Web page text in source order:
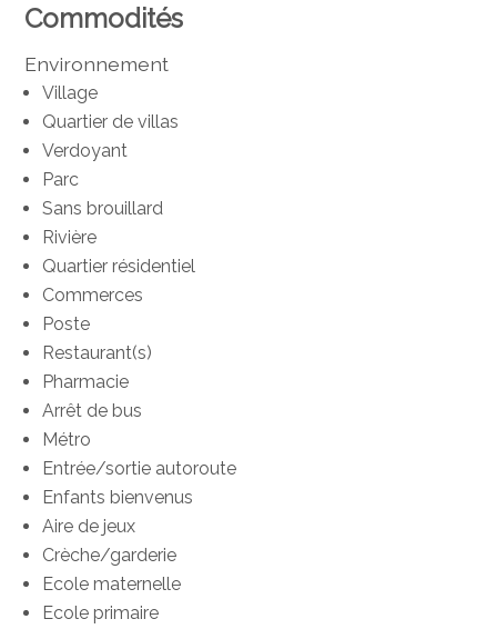
Commodités
Environnement
Village
Quartier de villas
Verdoyant
Parc
Sans brouillard
Rivière
Quartier résidentiel
Commerces
Poste
Restaurant(s)
Pharmacie
Arrêt de bus
Métro
Entrée/sortie autoroute
Enfants bienvenus
Aire de jeux
Crèche/garderie
Ecole maternelle
Ecole primaire